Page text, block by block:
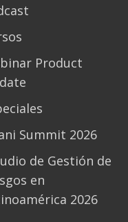
Product
Summit 2026
de Gestión de
en
2026